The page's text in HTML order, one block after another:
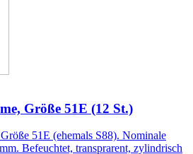
Größe 51E (12 St.)
51E (ehemals S88). Nominale
Befeuchtet, transprarent, zylindrisch